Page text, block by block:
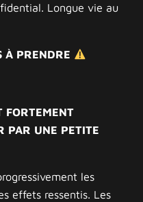
Longue vie au
À PRENDRE
FORTEMENT
PAR UNE PETITE
les
effets ressentis. Les